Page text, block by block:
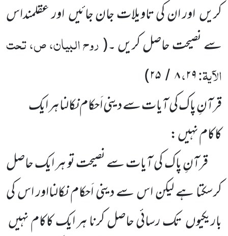
کریں اور ان کی تاویلات جان جائیں اور عقلمنداس
سے نصیحت حاصل کریں ۔(روح البیان، ص، تحت
الآیۃ:۲۹،۸ / ۲۵)
قرآنِ پاک کی آیات سے دینی اَحکام نکالنا ہر ایک
کاکام نہیں :
قرآنِ پاک کی آیات سے نصیحت تو ہر ایک حاصل
کرسکتا ہے لیکن اس سے دینی اَحکام نکالنااور اس کی
باریکیوں تک رسائی حاصل کرنا ہر ایک کاکام نہیں